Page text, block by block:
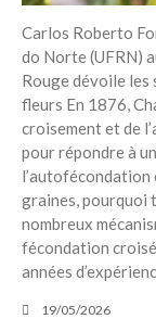
Carlos Roberto
do Norte (UFRN)
Rouge dévoile les
fleurs En 1876,
croisement et de
pour répondre à
l’autofécondation
graines, pourquoi
nombreux
fécondation
années
19/05/2026